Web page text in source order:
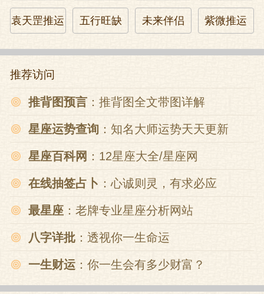
五十万大军迅速集结,无粮草,缺兵甲,随行文
但王振不关心这个,因为他不懂。
兵凶战危一这个王振也不懂,英宗更不懂。
但大臣们懂,武将们懂,于是冒死上奏。
有言者,斩!
百官的意见迅速地统一了。
大军出发了,至大同。
袁天罡推运 五行旺缺 未来伴侣 紫微推运
推荐访问
推背图预言 ：推背图全文带图详解
星座运势查询 ：知名大师运势天天更新
星座百科网 ：12星座大全/星座网
在线抽签占卜 ：心诚则灵，有求必应
最星座 ：老牌专业星座分析网站
八字详批 ：透视你一生命运
一生财运 ：你一生会有多少财富？